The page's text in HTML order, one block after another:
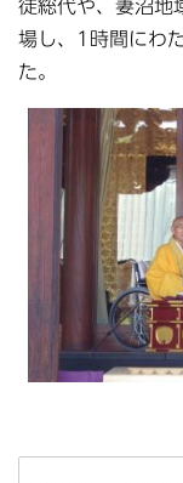
徒総代や、妻沼地
場し、1時間にわ
た。